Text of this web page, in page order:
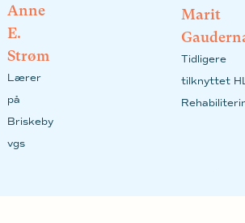
Anne
E.
Strøm
Lærer
på
Briskeby
vgs
Marit
Tidligere
tilknyttet